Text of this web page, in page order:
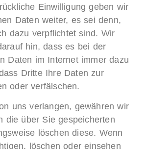
Einwilligung geben wir
Daten weiter, es sei denn,
dazu verpflichtet sind. Wir
hin, dass es bei der
Daten im Internet immer dazu
Dritte Ihre Daten zur
oder verfälschen.
uns verlangen, gewähren wir
die über Sie gespeicherten
löschen diese. Wenn
löschen oder einsehen